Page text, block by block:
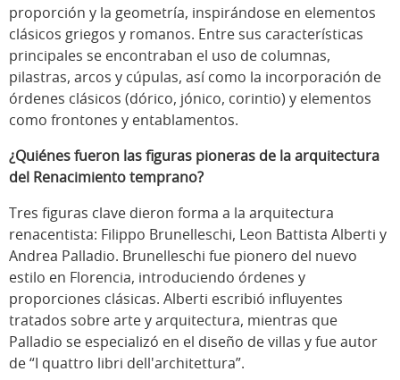
proporción y la geometría, inspirándose en elementos
clásicos griegos y romanos. Entre sus características
principales se encontraban el uso de columnas,
pilastras, arcos y cúpulas, así como la incorporación de
órdenes clásicos (dórico, jónico, corintio) y elementos
como frontones y entablamentos.
¿Quiénes fueron las figuras pioneras de la arquitectura
del Renacimiento temprano?
Tres figuras clave dieron forma a la arquitectura
renacentista: Filippo Brunelleschi, Leon Battista Alberti y
Andrea Palladio. Brunelleschi fue pionero del nuevo
estilo en Florencia, introduciendo órdenes y
proporciones clásicas. Alberti escribió influyentes
tratados sobre arte y arquitectura, mientras que
Palladio se especializó en el diseño de villas y fue autor
de “I quattro libri dell'architettura”.